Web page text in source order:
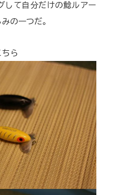
して自分だけの鯰ルアー
の一つだ。
ら